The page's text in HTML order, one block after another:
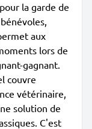
la garde de
aux
lors de
gagnant.
couvre
vétérinaire,
solution de
C'est